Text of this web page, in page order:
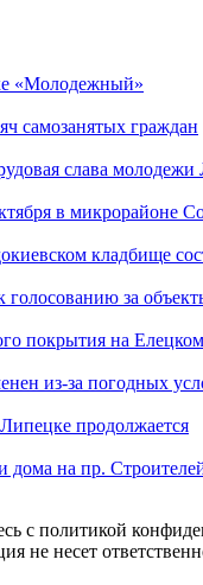
«Молодежный»
самозанятых граждан
слава молодежи
в микрорайоне
кладбище
за
покрытия на
из-за погодных
продолжается
дома на пр.
с политикой
не несет